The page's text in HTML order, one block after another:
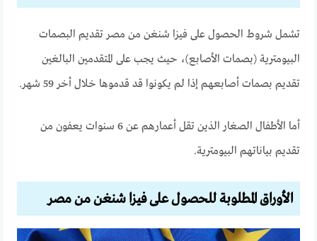
تشمل شروط الحصول على فيزا شنغن من مصر تقديم البصمات
البيومترية (بصمات الأصابع)، حيث يجب على المتقدمين البالغين
تقديم بصمات أصابعهم إذا لم يكونوا قد قدموها خلال أخر 59 شهر.
أما الأطفال الصغار الذين تقل أعمارهم عن 6 سنوات يعفون من
تقديم بياناتهم البيومترية.
الأوراق المطلوبة للحصول على فيزا شنغن من مصر